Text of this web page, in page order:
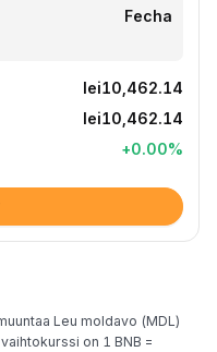
Fecha
lei10,462.14
lei10,462.14
+0.00%
Leu moldavo (MDL)
on 1 BNB =